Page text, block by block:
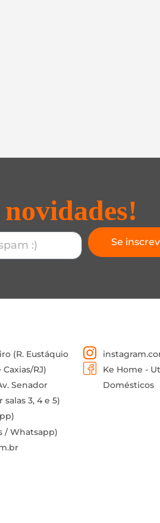
novidades!
Se
(R. Eustáquio
RJ)
Senador
salas 3, 4 e 5)
/ Whatsapp)
Ke Home -
Domésticos